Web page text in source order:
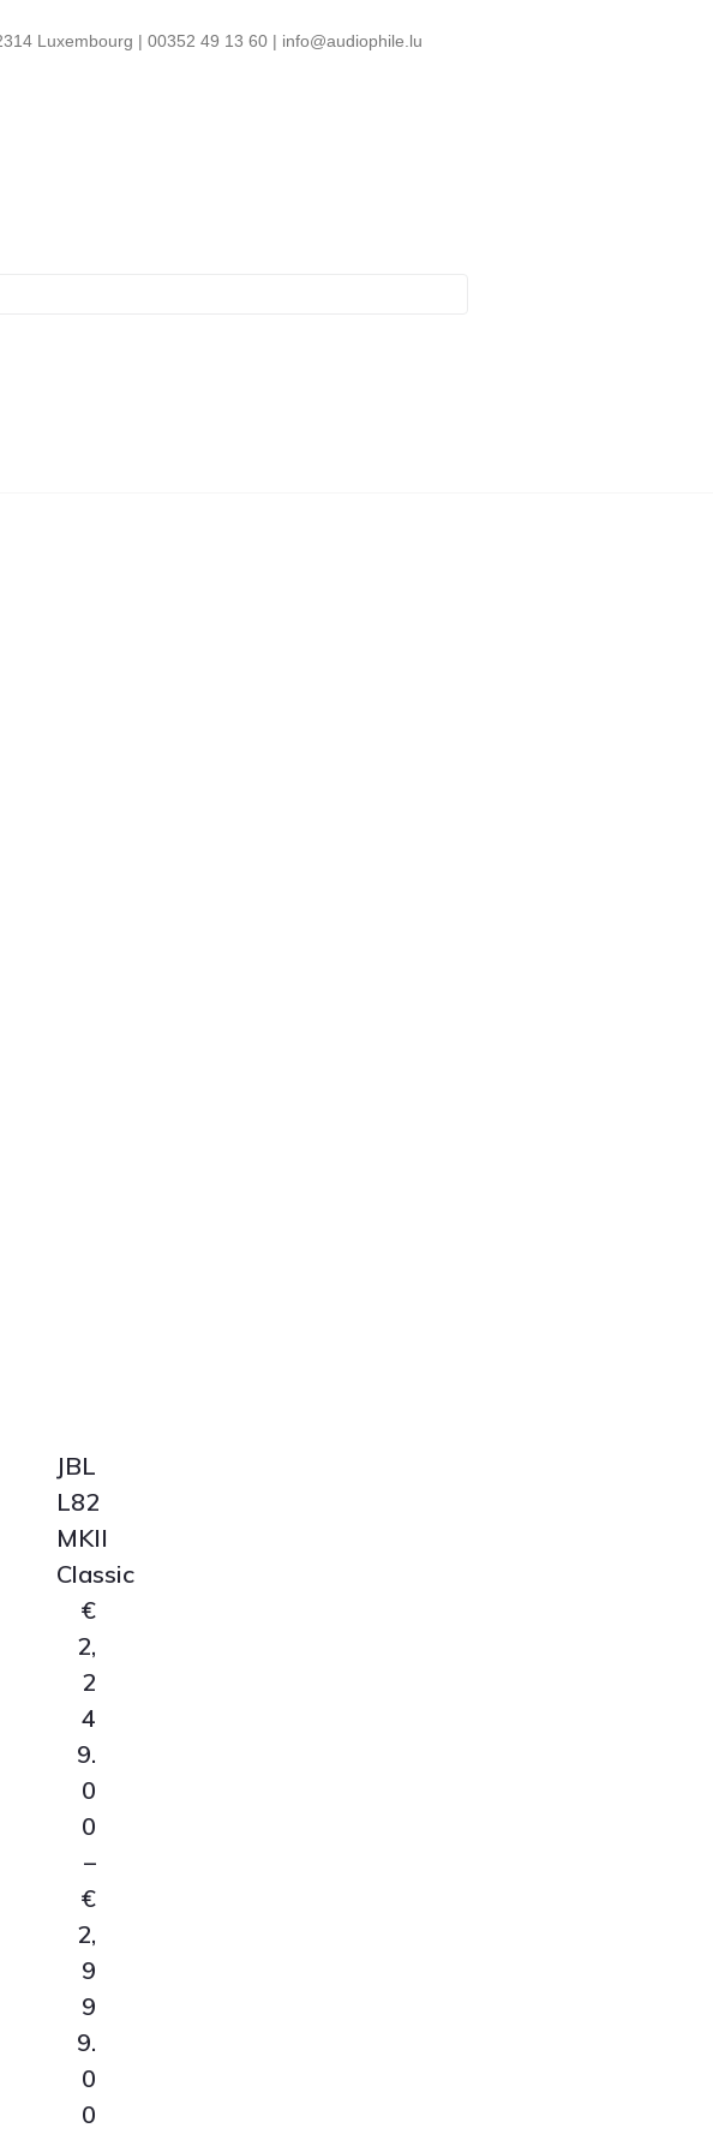
Luxembourg | 00352 49 13 60 | info@audiophile.lu
JBL
L82
MKII
Classic
€
2,
2
4
9.
0
0
–
€
2,
9
9
9.
0
0Price